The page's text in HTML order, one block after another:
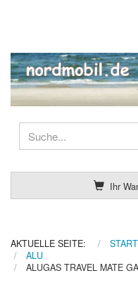
Ihr
AKTUELLE SEITE:
ALU
ALUGAS TRAVEL MATE